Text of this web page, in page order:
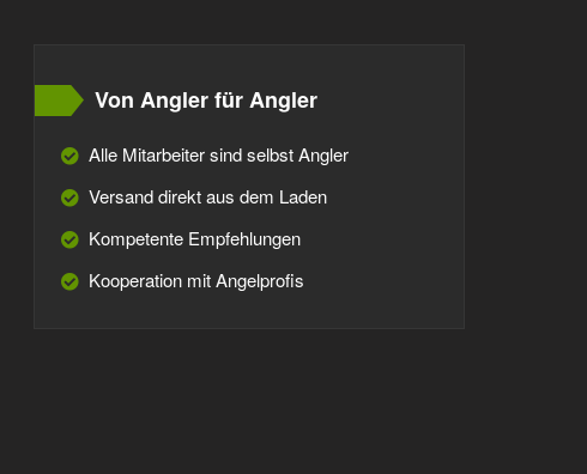
Von Angler für Angler
Alle Mitarbeiter sind selbst Angler
Versand direkt aus dem Laden
Kompetente Empfehlungen
Kooperation mit Angelprofis